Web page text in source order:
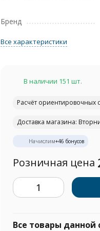
Бренд
Все характеристики
В наличии 151 шт.
Расчёт ориентировочных
Доставка магазина:
Начислим+46 бонусов
Розничная цена
Все товары данной